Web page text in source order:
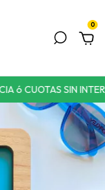
0
ó CUOTAS SIN